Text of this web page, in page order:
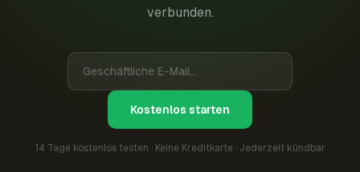
verbunden.
Kostenlos starten
14 Tage kostenlos testen · Keine Kreditkarte · Jederzeit kündbar